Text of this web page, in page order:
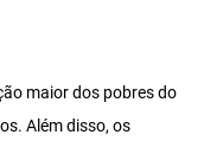
maior dos pobres do
Além disso, os